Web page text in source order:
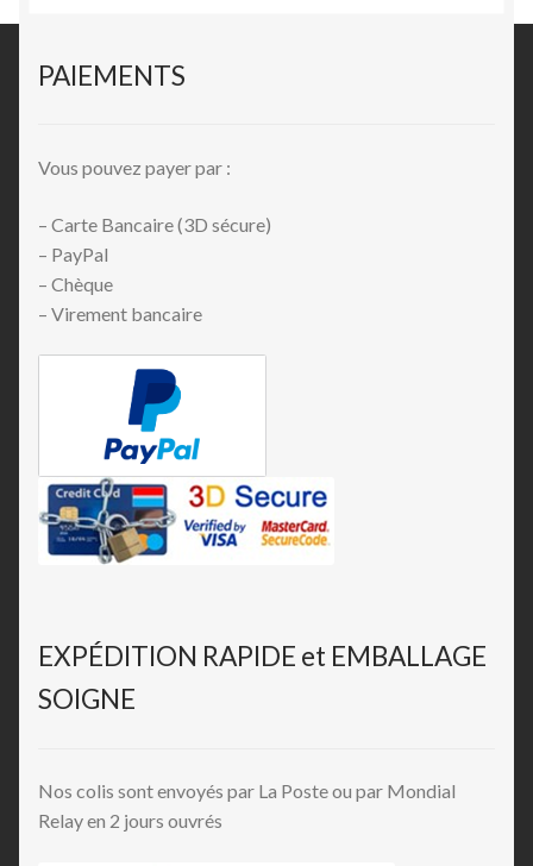
PAIEMENTS
Vous pouvez payer par :
– Carte Bancaire (3D sécure)
– PayPal
– Chèque
– Virement bancaire
EXPÉDITION RAPIDE et EMBALLAGE
SOIGNE
Nos colis sont envoyés par La Poste ou par Mondial
Relay en 2 jours ouvrés